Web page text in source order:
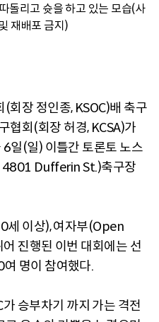
돌리고 슛을 하고 있는 모습(사
재배포 금지)
장 정인종, KSOC)배 축구
협회(회장 허경, KCSA)가
일(일) 이틀간 토론토 노스
4801 Dufferin St.)축구장
세 이상), 여자부(Open
진행된 이번 대회에는 선
명이 참여했다.
승부차기 까지 가는 격전